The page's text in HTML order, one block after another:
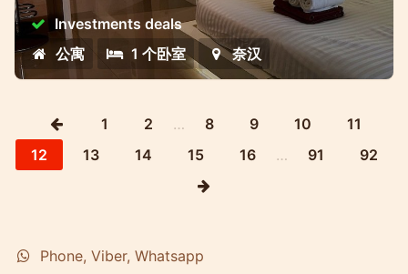
Investments deals
公寓
1 个卧室 奈汉
1 2 … 8 9 10
11
12
13 14 15 16 … 91 92
Phone, Viber, Whatsapp